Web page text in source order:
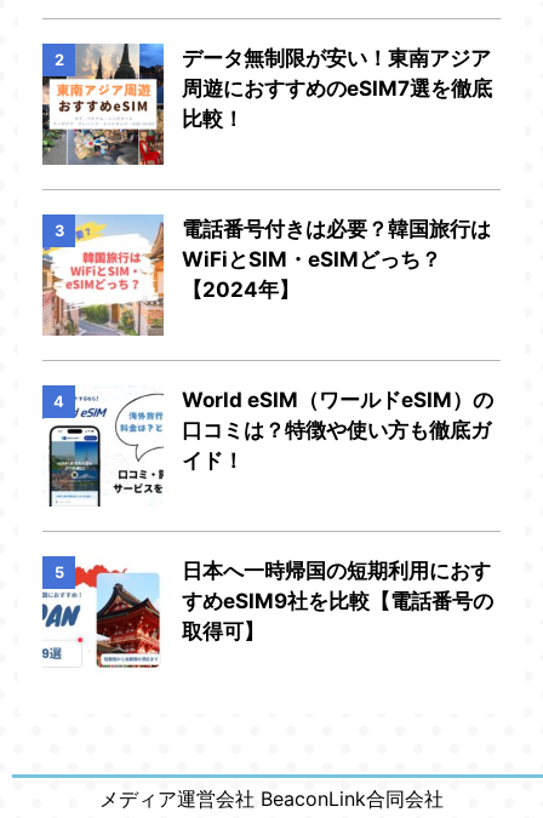
2
データ無制限が安い！東南アジア
周遊におすすめのeSIM7選を徹底
比較！
3
電話番号付きは必要？韓国旅行は
WiFiとSIM・eSIMどっち？
【2024年】
4
World eSIM（ワールドeSIM）の
口コミは？特徴や使い方も徹底ガ
イド！
5
日本へ一時帰国の短期利用におす
すめeSIM9社を比較【電話番号の
取得可】
メディア運営会社 BeaconLink合同会社